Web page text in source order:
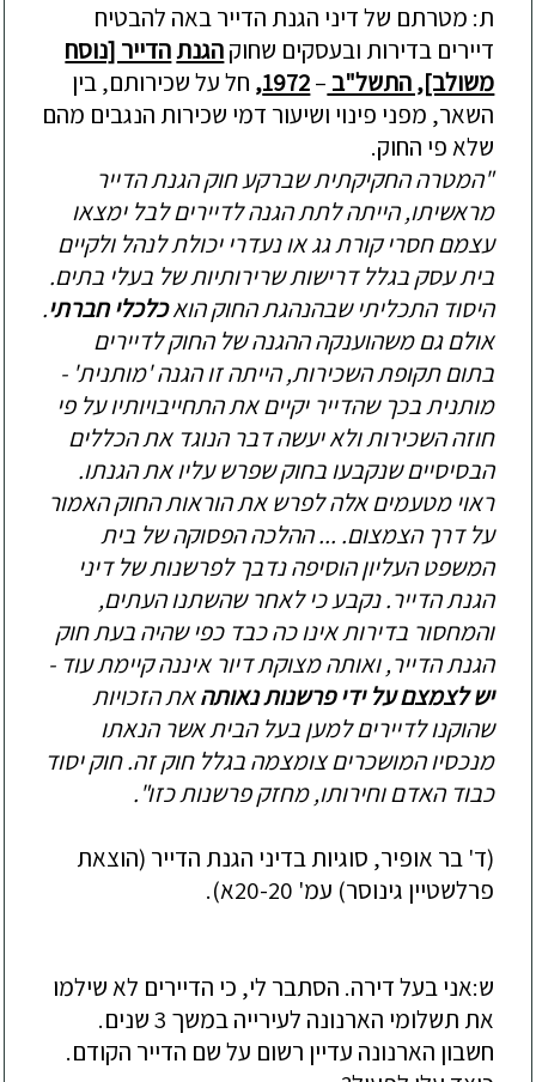
ת: מטרתם של דיני הגנת הדייר באה להבטיח
דיירים בדירות ובעסקים שחוקהגנתהדייר [נוסח
משולב], התשל"ב –
1972, חל על שכירותם, בין
השאר, מפני פינוי ושיעור דמי שכירות הנגבים מהם
שלא פי החוק.
"המטרה החקיקתית שברקע חוק הגנת הדייר
מראשיתו, הייתה לתת הגנה לדיירים לבל ימצאו
עצמם חסרי קורת גג או נעדרי יכולת לנהל ולקיים
בית עסק בגלל דרישות שרירותיות של בעלי בתים.
היסוד התכליתי שבהנהגת החוק הואכלכלי חברתי.
אולם גם משהוענקה ההגנה של החוק לדיירים
בתום תקופת השכירות, הייתה זו הגנה 'מותנית' -
מותנית בכך שהדייר יקיים את התחייבויותיו על פי
חוזה השכירות ולא יעשה דבר הנוגד את הכללים
הבסיסיים שנקבעו בחוק שפרש עליו את הגנתו.
ראוי מטעמים אלה לפרש את הוראות החוק האמור
על דרך הצמצום. ... ההלכה הפסוקה של בית
המשפט העליון הוסיפה נדבך לפרשנות של דיני
הגנת הדייר. נקבע כי לאחר שהשתנו העתים,
והמחסור בדירות אינו כה כבד כפי שהיה בעת חוק
הגנת הדייר, ואותה מצוקת דיור איננה קיימת עוד -
יש לצמצם על ידי פרשנות נאותהאת הזכויות
שהוקנו לדיירים למען בעל הבית אשר הנאתו
מנכסיו המושכרים צומצמה בגלל חוק זה. חוק יסוד
כבוד האדם וחירותו, מחזק פרשנות כזו".
(ד' בר אופיר, סוגיות בדיני הגנת הדייר (הוצאת
פרלשטיין גינוסר) עמ' 20-20
א).
ש:אני בעל דירה. הסתבר לי, כי הדיירים לא שילמו
את תשלומי הארנונה לעירייה במ
שך 3 שנים.
חשבון הארנונה עדיין רשום על שם הדייר הקודם.